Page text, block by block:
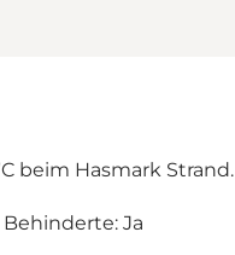
beim Hasmark Strand.
Ja